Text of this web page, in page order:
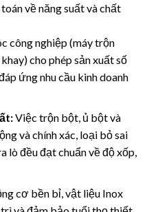
về năng suất và chất
công nghiệp (máy trộn
cho phép sản xuất số
ứng nhu cầu kinh doanh
Việc trộn bột, ủ bột và
và chính xác, loại bỏ sai
lò đều đạt chuẩn về độ xốp,
cơ bền bỉ, vật liệu Inox